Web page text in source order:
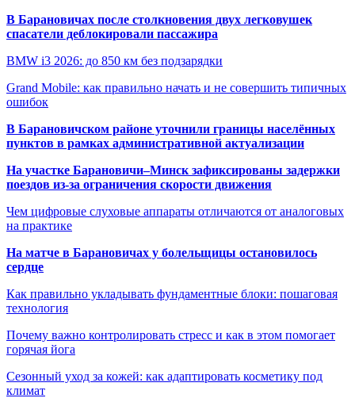
В Барановичах после столкновения двух легковушек
спасатели деблокировали пассажира
BMW i3 2026: до 850 км без подзарядки
Grand Mobile: как правильно начать и не совершить типичных
ошибок
В Барановичском районе уточнили границы населённых
пунктов в рамках административной актуализации
На участке Барановичи–Минск зафиксированы задержки
поездов из-за ограничения скорости движения
Чем цифровые слуховые аппараты отличаются от аналоговых
на практике
На матче в Барановичах у болельщицы остановилось
сердце
Как правильно укладывать фундаментные блоки: пошаговая
технология
Почему важно контролировать стресс и как в этом помогает
горячая йога
Сезонный уход за кожей: как адаптировать косметику под
климат